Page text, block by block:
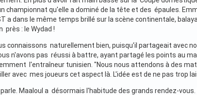
championnat qu'elle a dominé de la tête et des épaules.
a dans le même temps brillé sur la scène continentale,
près : le Wydad !
connaissons naturellement bien, puisqu'il partageait avec
n'avons pas réussi à battre, ayant partagé les points au
l'entraîneur tunisien. "Nous nous attendons à des
avec mes joueurs cet aspect là. L'idée est de ne pas trop
Maaloul a désormais l'habitude des grands rendez-